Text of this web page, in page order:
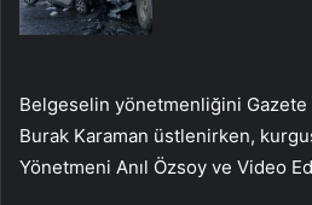
Belgeselin yönetmenliğini
Burak Karaman üstlenirken,
Yönetmeni Anıl Özsoy ve Video